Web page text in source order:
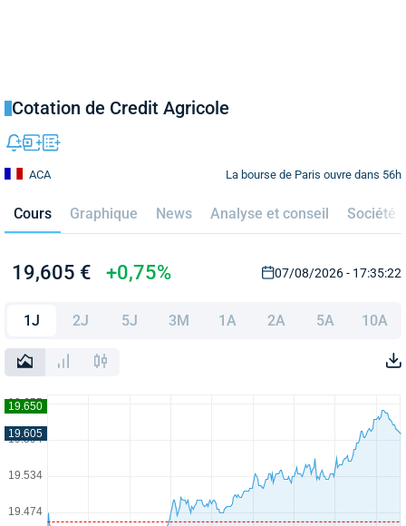
Cotation de Credit Agricole
La bourse de Paris ouvre dans 56h
ACA
Cours Graphique News Analyse et conseil Société
19,605 € +0,75% 07/08/2026 - 17:35:22
1J 2J 5J 3M 1A 2A 5A 10A